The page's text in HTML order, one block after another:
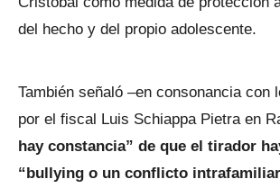
del hecho y del propio adolescente.
También señaló –en consonancia con
por el fiscal Luis Schiappa Pietra en
hay constancia” de que el tirador
“bullying o un conflicto